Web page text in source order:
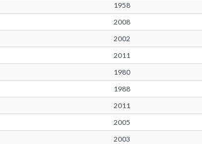
1958
2008
2002
2011
1980
1988
2011
2005
2003